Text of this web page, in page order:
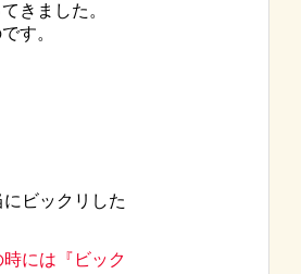
きました。
す。
ビックリした
には『ビック